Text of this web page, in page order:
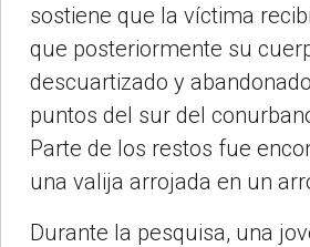
sostiene que la víctima
que posteriormente su
descuartizado y
puntos del sur del
Parte de los restos fue
una valija arrojada en un
Durante la pesquisa, una